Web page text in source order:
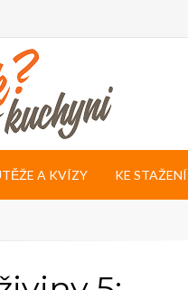
A KVÍZY KE STAŽENÍ